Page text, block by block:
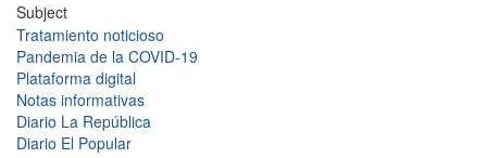
Subject
Tratamiento noticioso
Pandemia de la COVID-19
Plataforma digital
Notas informativas
Diario La República
Diario El Popular